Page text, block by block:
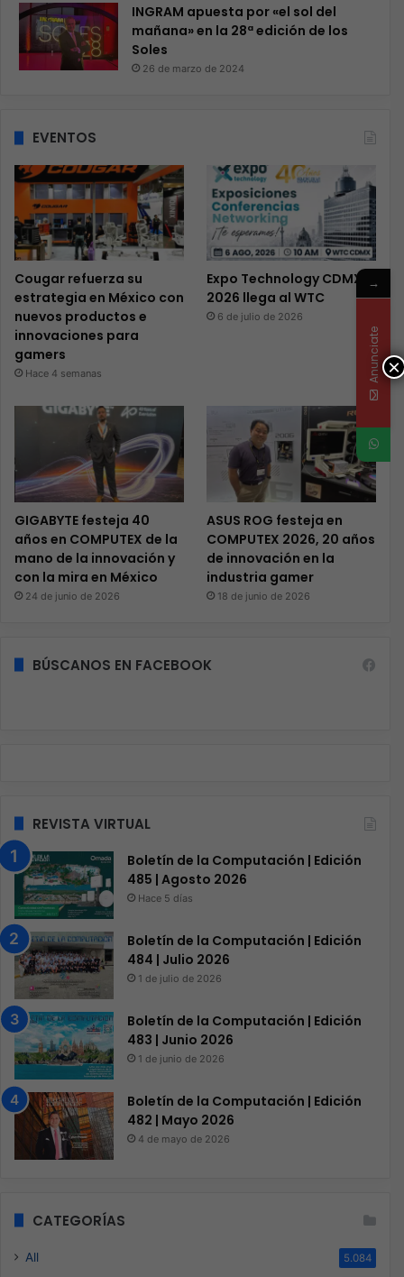
INGRAM apuesta por «el sol del
mañana» en la 28ª edición de los
Soles
26 de marzo de 2024
EVENTOS
Cougar refuerza su
estrategia en México con
nuevos productos e
innovaciones para
gamers
Hace 4 semanas
Expo Technology CDMX
2026 llega al WTC
6 de julio de 2026
GIGABYTE festeja 40
años en COMPUTEX de la
mano de la innovación y
con la mira en México
24 de junio de 2026
ASUS ROG festeja en
COMPUTEX 2026, 20 años
de innovación en la
industria gamer
18 de junio de 2026
BÚSCANOS EN FACEBOOK
REVISTA VIRTUAL
Boletín de la Computación | Edición
485 | Agosto 2026
Hace 5 días
Boletín de la Computación | Edición
484 | Julio 2026
1 de julio de 2026
Boletín de la Computación | Edición
483 | Junio 2026
1 de junio de 2026
Boletín de la Computación | Edición
482 | Mayo 2026
4 de mayo de 2026
CATEGORÍAS
All 5.084
×
→
Anunciate